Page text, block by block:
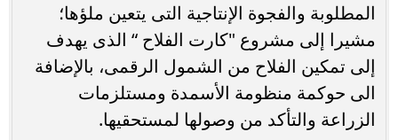
المطلوبة والفجوة الإنتاجية التى يتعين ملؤها؛
مشيرا إلى مشروع "كارت الفلاح “ الذى يهدف
إلى تمكين الفلاح من الشمول الرقمى، بالإضافة
الى حوكمة منظومة الأسمدة ومستلزمات
الزراعة والتأكد من وصولها لمستحقيها.